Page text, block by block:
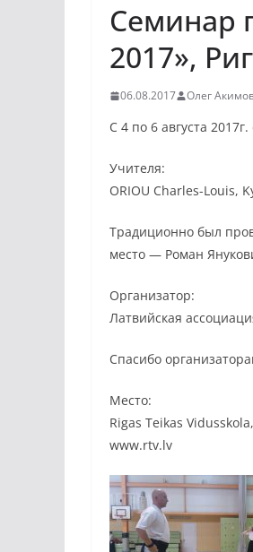
Семинар
2017»,
06.08.2017 Олег
С 4 по 6 августа
Учителя:
ORIOU Charles-Louis,
Традиционно был
место — Роман
Организатор:
Латвийская
Спасибо
Место:
Rigas Teikas
www.rtv.lv